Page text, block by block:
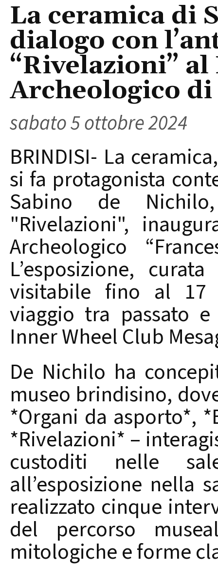
La ceramica di
dialogo con
“Rivelazioni” al
Archeologico
sabato 5 ottobre 2024
BRINDISI- La
si fa protagonista
Sabino de
"Rivelazioni",
Archeologico
L’esposizione,
visitabile fino al 17
viaggio tra passato
Inner Wheel Club
De Nichilo ha
museo brindisino,
*Organi da asporto*,
*Rivelazioni* –
custoditi nelle
all’esposizione nella
realizzato cinque
del percorso
mitologiche e forme